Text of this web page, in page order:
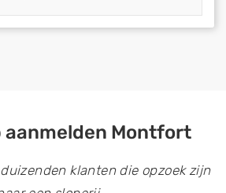
aanmelden Montfort
klanten die opzoek zijn